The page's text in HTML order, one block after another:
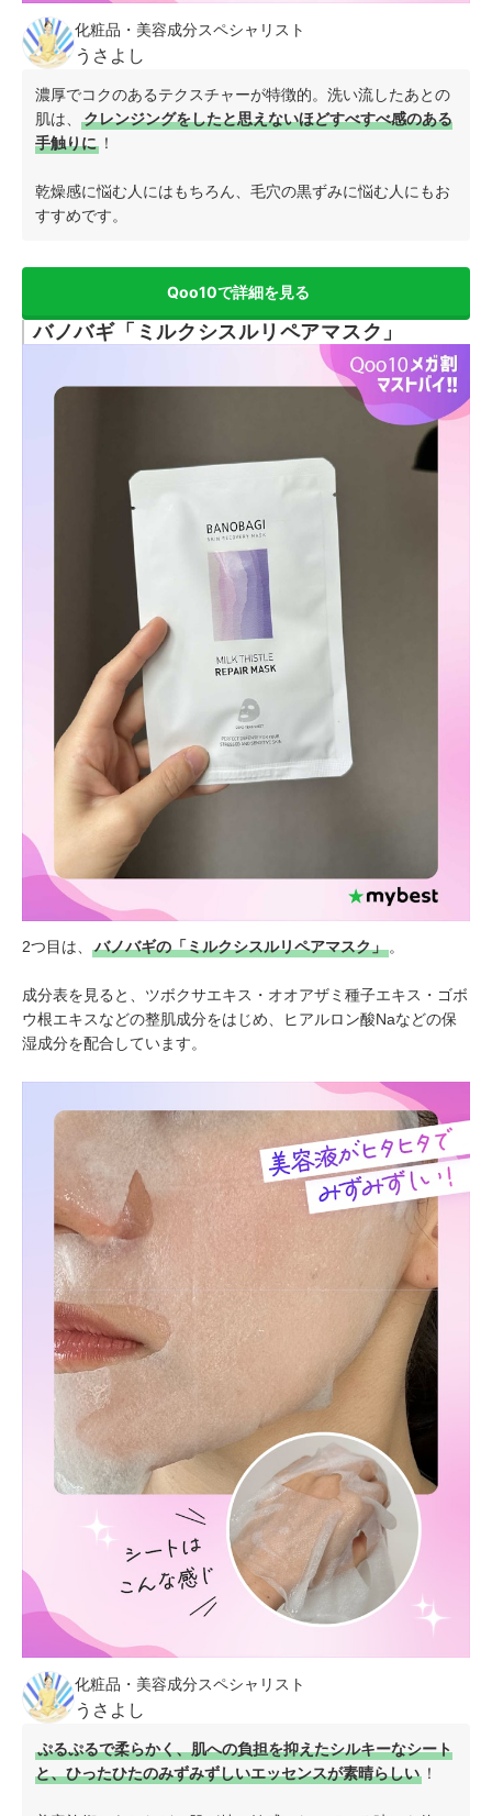
化粧品・美容成分スペシャリスト
うさよし
濃厚でコクのあるテクスチャーが特徴的。洗い流したあとの
肌は、
クレンジングをしたと思えないほどすべすべ感のある
手触りに ！
乾燥感に悩む人にはもちろん、毛穴の黒ずみに悩む人にもお
すすめです。
Qoo10で詳細を見る
バノバギ「ミルクシスルリペアマスク」
2つ目は、 バノバギの「ミルクシスルリペアマスク」 。
成分表を見ると、ツボクサエキス・オオアザミ種子エキス・ゴボ
ウ根エキスなどの整肌成分をはじめ、ヒアルロン酸Naなどの保
湿成分を配合しています。
化粧品・美容成分スペシャリスト
うさよし
ぷるぷるで柔らかく、肌への負担を抑えたシルキーなシート
と、ひったひたのみずみずしいエッセンスが素晴らしい ！